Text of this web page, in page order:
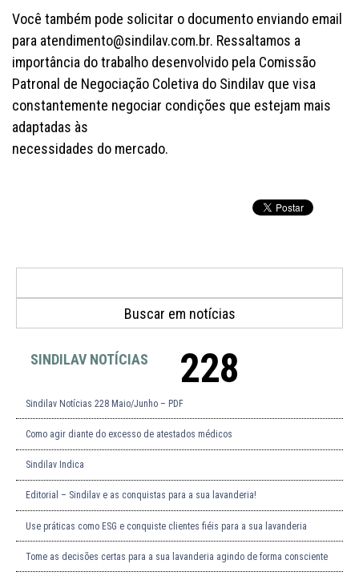
Você também pode solicitar o documento enviando email
para atendimento@sindilav.com.br. Ressaltamos a
importância do trabalho desenvolvido pela Comissão
Patronal de Negociação Coletiva do Sindilav que visa
constantemente negociar condições que estejam mais
adaptadas às
necessidades do mercado.
SINDILAV NOTÍCIAS 228
Sindilav Notícias 228 Maio/Junho – PDF
Como agir diante do excesso de atestados médicos
Sindilav Indica
Editorial – Sindilav e as conquistas para a sua lavanderia!
Use práticas como ESG e conquiste clientes fiéis para a sua lavanderia
Tome as decisões certas para a sua lavanderia agindo de forma consciente